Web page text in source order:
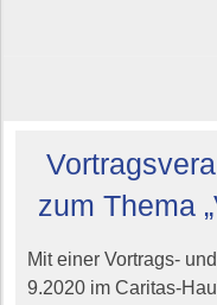
zum Thema
Mit einer Vortrags-
9.2020 imCaritas-